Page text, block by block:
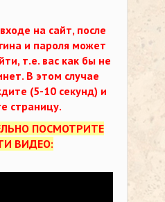
на сайт, после
и пароля может
т.е. вас как бы не
В этом случае
(5-10 секунд) и
страницу.
ПОСМОТРИТЕ
ВИДЕО: